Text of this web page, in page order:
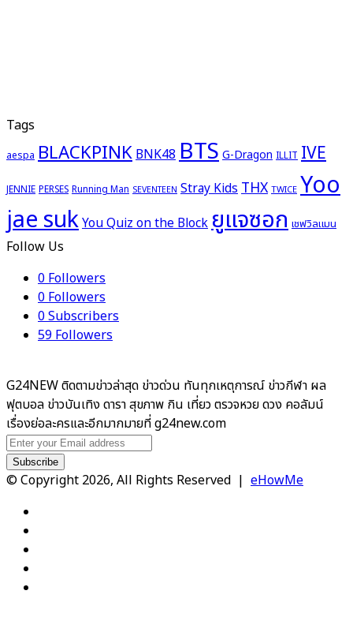
Tags
aespa BLACKPINK BNK48 BTSG-Dragon ILLIT IVE
JENNIE PERSES Running Man SEVENTEEN Stray Kids THX TWICE Yoo
jae sukYou Quiz on the Blockยูแจซอก เชฟวิลแมน
Follow Us
0 Followers
0 Followers
0Subscribers
59 Followers
G24NEW ติดตามข่าวล่าสุด ข่าวด่วน ทันทุกเหตุการณ์ ข่าวกีฬา ผล
ฟุตบอล ข่าวบันเทิง ดารา สุขภาพ กิน เที่ยว ตรวจหวย ดวง คอลัมน์
เรื่องย่อละครและอีกมากมายที่ g24new.com
Enter
your
Email
© Copyright 2026, All Rights Reserved | eHowMe